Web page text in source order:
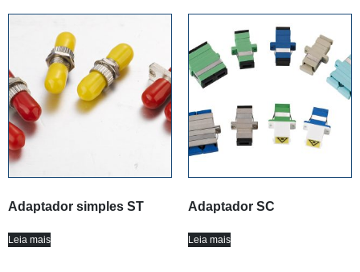
Adaptador simples ST
Leia mais
Adaptador SC
Leia mais